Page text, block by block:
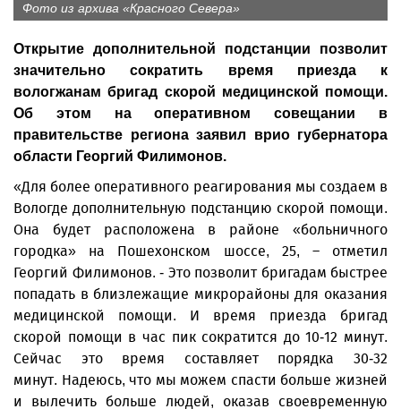
Фото из архива «Красного Севера»
Открытие дополнительной подстанции позволит
значительно сократить время приезда к
вологжанам бригад скорой медицинской помощи.
Об этом на оперативном совещании в
правительстве региона заявил врио губернатора
области Георгий Филимонов.
«Для более оперативного реагирования мы создаем в
Вологде дополнительную подстанцию скорой помощи.
Она будет расположена в районе «больничного
городка» на Пошехонском шоссе, 25, – отметил
Георгий Филимонов. - Это позволит бригадам быстрее
попадать в близлежащие микрорайоны для оказания
медицинской помощи. И время приезда бригад
скорой помощи в час пик сократится до 10-12 минут.
Сейчас это время составляет порядка 30-32
минут. Надеюсь, что мы можем спасти больше жизней
и вылечить больше людей, оказав своевременную